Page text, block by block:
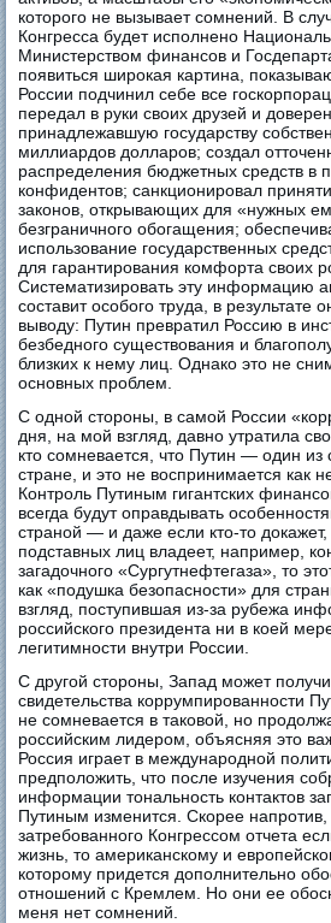
которого не вызывает сомнений. В
Конгресса будет исполнено
Министерством финансов и
появиться широкая картина,
России подчинил себе все
передал в руки своих друзей и
принадлежавшую государству
миллиардов долларов; создал
распределения бюджетных средств в
конфидентов; санкционировал
законов, открывающих для «нужных
безграничного обогащения;
использование государственных
для гарантирования комфорта своих
Систематизировать эту информацию
составит особого труда, в результате
выводу: Путин превратил Россию в
безбедного существования и
близких к нему лиц. Однако это не
основных проблем.
С одной стороны, в самой России
дня, на мой взгляд, давно утратила
кто сомневается, что Путин — один
стране, и это не воспринимается как
Контроль Путиным гигантских
всегда будут оправдывать
страной — и даже если кто-то докажет,
подставных лиц владеет, например,
загадочного «Сургутнефтегаза», то
как «подушка безопасности» для
взгляд, поступившая из-за рубежа
российского президента ни в коей
легитимности внутри России.
С другой стороны, Запад может
свидетельства коррумпированности
не сомневается в таковой, но
российским лидером, объясняя это
Россия играет в международной
предположить, что после изучения
информации тональность контактов
Путиным изменится. Скорее напротив,
затребованного Конгрессом отчета
жизнь, то американскому и
которому придется дополнительно
отношений с Кремлем. Но они ее
меня нет сомнений.